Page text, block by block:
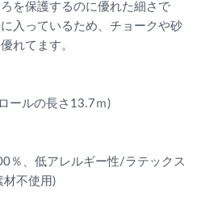
を保護するのに優れた細さで
入っているため、チョークや砂
れてます。
ールの長さ13.7ｍ)
％、低アレルギー性/ラテックス
材不使用)